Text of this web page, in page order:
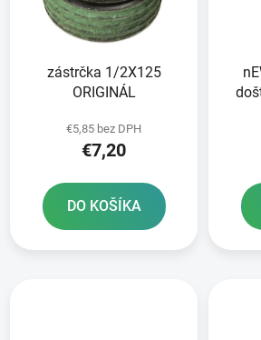
zástrčka 1/2X125
ORIGINÁL
€5,85 bez DPH
€7,20
DO KOŠÍKA